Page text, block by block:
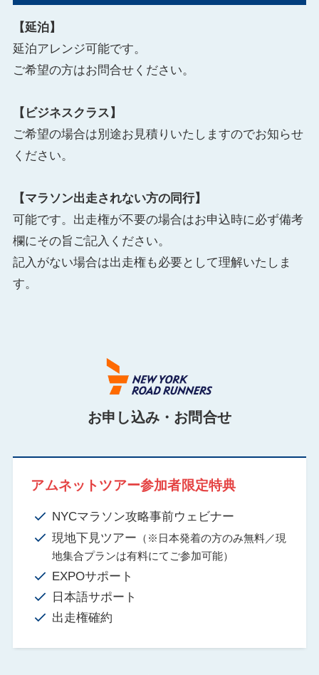
【延泊】
延泊アレンジ可能です。
ご希望の方はお問合せください。
【ビジネスクラス】
ご希望の場合は別途お見積りいたしますのでお知らせ
ください。
【マラソン出走されない方の同行】
可能です。出走権が不要の場合はお申込時に必ず備考
欄にその旨ご記入ください。
記入がない場合は出走権も必要として理解いたしま
す。
お申し込み・お問合せ
アムネットツアー参加者限定特典
NYCマラソン攻略事前ウェビナー
現地下見ツアー （※日本発着の方のみ無料／現
地集合プランは有料にてご参加可能）
EXPOサポート
日本語サポート
出走権確約